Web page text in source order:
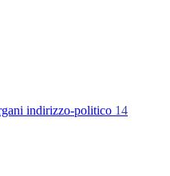
indirizzo-politico 14